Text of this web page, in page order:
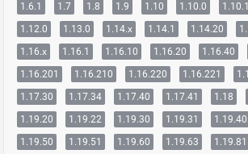
1.6.1
1.7 1.8 1.9 1.10 1.10.0 1.10.1
1.12.0
1.13.0 1.14.x 1.14.1 1.14.20
1.16.x
1.16.1 1.16.10 1.16.20 1.16.40
1.16.201
1.16.210 1.16.220 1.16.221
1.17.30
1.17.34 1.17.40 1.17.41 1.18
1.19.20
1.19.22 1.19.30 1.19.31 1.19.40
1.19.50
1.19.51 1.19.60 1.19.63 1.19.81